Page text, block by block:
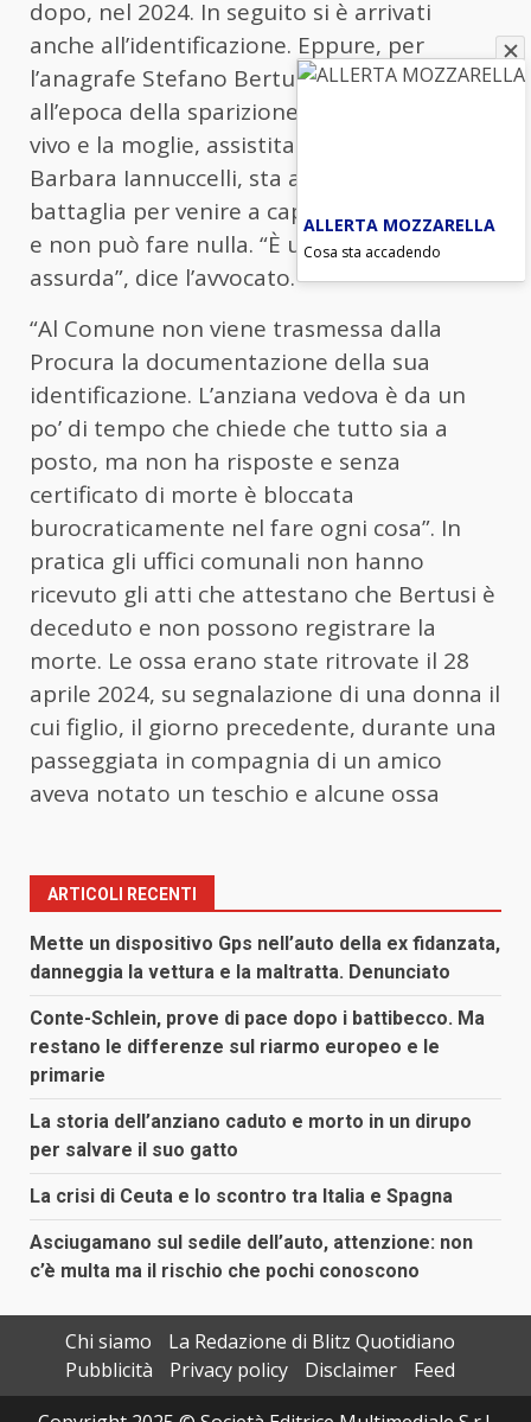
dopo, nel 2024. In seguito si è arrivati
anche all’identificazione. Eppure, per
l’anagrafe Stefano Bertusi, 64enne
all’epoca della sparizione, risulta ancora
vivo e la moglie, assistita dall’avvocato
Barbara Iannuccelli, sta affrontando una
battaglia per venire a capo della burocrazia
e non può fare nulla. “È una situazione
assurda”, dice l’avvocato.
“Al Comune non viene trasmessa dalla
Procura la documentazione della sua
identificazione. L’anziana vedova è da un
po’ di tempo che chiede che tutto sia a
posto, ma non ha risposte e senza
certificato di morte è bloccata
burocraticamente nel fare ogni cosa”. In
pratica gli uffici comunali non hanno
ricevuto gli atti che attestano che Bertusi è
deceduto e non possono registrare la
morte. Le ossa erano state ritrovate il 28
aprile 2024, su segnalazione di una donna il
cui figlio, il giorno precedente, durante una
passeggiata in compagnia di un amico
aveva notato un teschio e alcune ossa
ARTICOLI RECENTI
Mette un dispositivo Gps nell’auto della ex fidanzata,
danneggia la vettura e la maltratta. Denunciato
Conte-Schlein, prove di pace dopo i battibecco. Ma
restano le differenze sul riarmo europeo e le
primarie
La storia dell’anziano caduto e morto in un dirupo
per salvare il suo gatto
La crisi di Ceuta e lo scontro tra Italia e Spagna
Asciugamano sul sedile dell’auto, attenzione: non
c’è multa ma il rischio che pochi conoscono
Chi siamo
La Redazione di Blitz Quotidiano
Pubblicità
Privacy policy Disclaimer
Feed
ALLERTA MOZZARELLA
Cosa sta accadendo